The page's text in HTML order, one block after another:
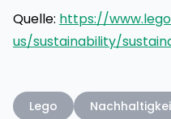
Quelle: https://
us/sustainability/
Lego